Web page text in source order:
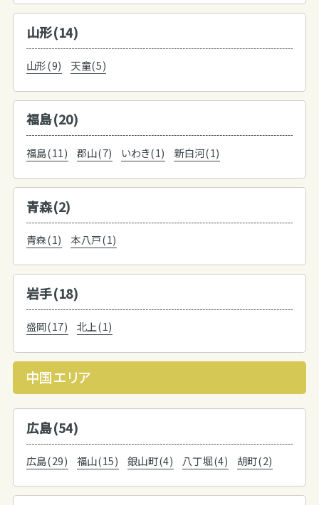
山形(14)
山形(9) 天童(5)
福島(20)
福島(11) 郡山(7) いわき(1) 新白河(1)
青森(2)
青森(1) 本八戸(1)
岩手(18)
盛岡(17) 北上(1)
中国エリア
広島(54)
広島(29) 福山(15) 銀山町(4) 八丁堀(4) 胡町(2)